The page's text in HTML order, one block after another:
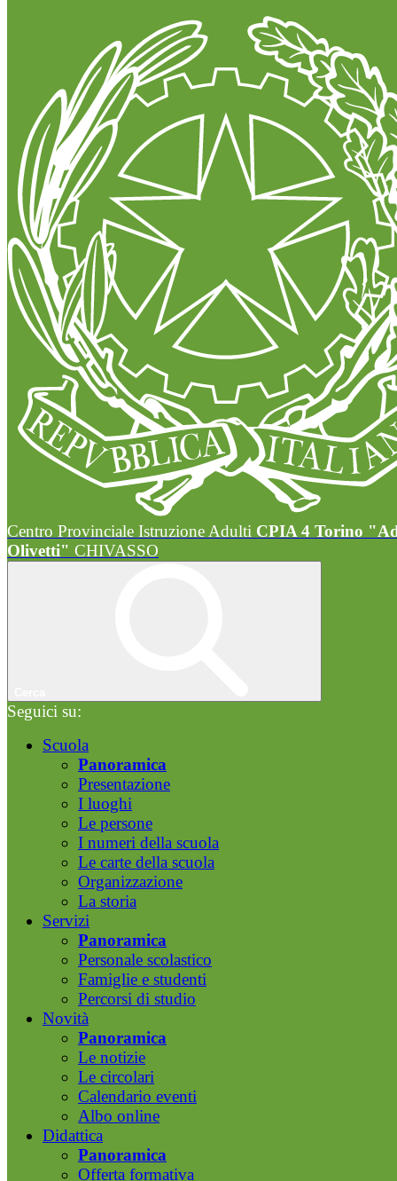
Centro Provinciale Istruzione Adulti CPIA 4 Torino
Olivetti" CHIVASSO
Seguici su:
Scuola
Panoramica
Presentazione
I luoghi
Le persone
I numeri della scuola
Le carte della scuola
Organizzazione
La storia
Servizi
Panoramica
Personale scolastico
Famiglie e studenti
Percorsi di studio
Novità
Panoramica
Le notizie
Le circolari
Calendario eventi
Albo online
Didattica
Panoramica
Offerta formativa